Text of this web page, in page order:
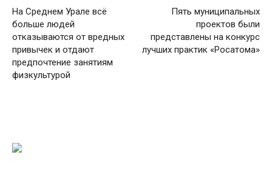
На Среднем Урале всё
больше людей
отказываются от вредных
привычек и отдают
предпочтение занятиям
физкультурой
Пять муниципальных
проектов были
представлены на конкурс
лучших практик «Росатома»